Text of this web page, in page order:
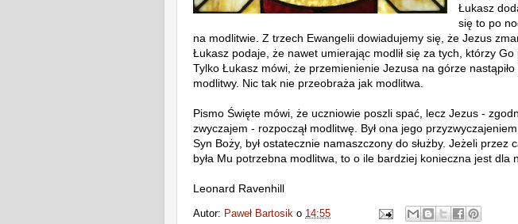
Łukasz
się to po
na modlitwie. Z trzech Ewangelii dowiadujemy się, że Jezus
Łukasz podaje, że nawet umierając modlił się za tych, którzy Go
Tylko Łukasz mówi, że przemienienie Jezusa na górze
modlitwy. Nic tak nie przeobraża jak modlitwa.
Pismo Święte mówi, że uczniowie poszli spać, lecz Jezus -
zwyczajem - rozpoczął modlitwę. Był ona jego
Syn Boży, był ostatecznie namaszczony do służby. Jeżeli przez
była Mu potrzebna modlitwa, to o ile bardziej konieczna jest dla
Leonard Ravenhill
Autor: Paweł Bartosik o 14:55